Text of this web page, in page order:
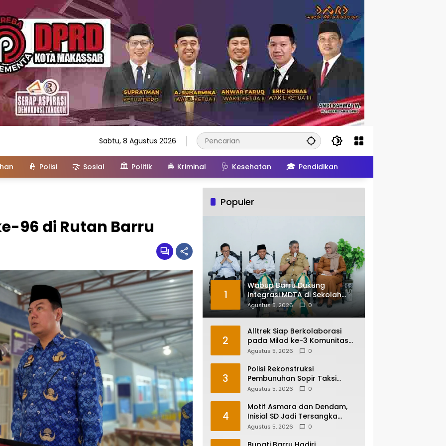
Sabtu, 8 Agustus 2026
👮 Polisi 🤝 Sosial 🏛️ Politik 🚔 Kriminal 🩺 Kesehatan 🎓 Pendidikan
96 di Rutan Barru
Populer
1
Wabup Barru Dukung
Integrasi MDTA di Sekolah
Umum, Siapkan Regulasi
hingga Tim Khusus
Agustus 5, 2026 0
2
Alltrek Siap Berkolaborasi
pada Milad ke-3 Komunitas
Camping IKA Smandel
Agustus 5, 2026 0
3
Polisi Rekonstruksi
Pembunuhan Sopir Taksi
Online di Maros, Tersangka
Agustus 5, 2026 0
4
Motif Asmara dan Dendam,
Inisial SD Jadi Tersangka
Pembunuhan Sopir Taksi
Agustus 5, 2026 0